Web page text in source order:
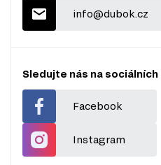
info@dubok.cz
Sledujte nás na
Facebook
Instagram